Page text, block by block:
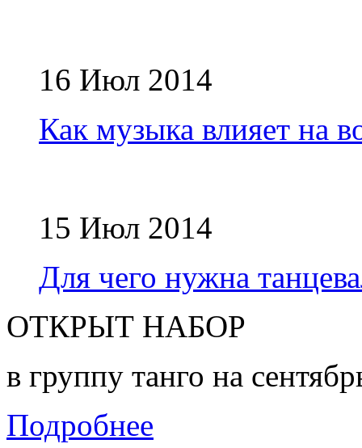
16 Июл 2014
Как музыка влияет на
15 Июл 2014
Для чего нужна
ОТКРЫТ НАБОР
в группу танго на
Подробнее